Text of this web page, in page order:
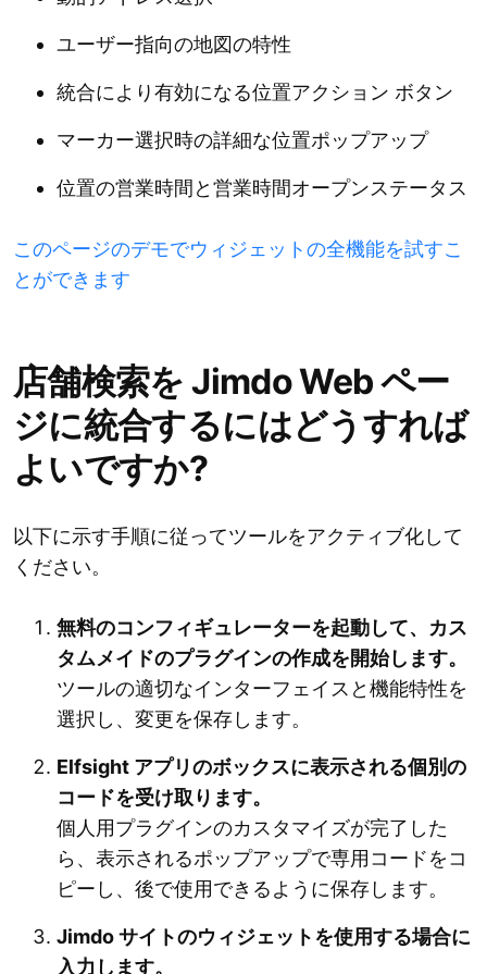
ユーザー指向の地図の特性
統合により有効になる位置アクション ボタン
マーカー選択時の詳細な位置ポップアップ
位置の営業時間と営業時間オープンステータス
このページのデモでウィジェットの全機能を試すこ
とができます
店舗検索を Jimdo Web ペー
ジに統合するにはどうすれば
よいですか?
以下に示す手順に従ってツールをアクティブ化して
ください。
無料のコンフィギュレーターを起動して、カス
タムメイドのプラグインの作成を開始します。
ツールの適切なインターフェイスと機能特性を
選択し、変更を保存します。
Elfsight アプリのボックスに表示される個別の
コードを受け取ります。
個人用プラグインのカスタマイズが完了した
ら、表示されるポップアップで専用コードをコ
ピーし、後で使用できるように保存します。
Jimdo サイトのウィジェットを使用する場合に
入力します。